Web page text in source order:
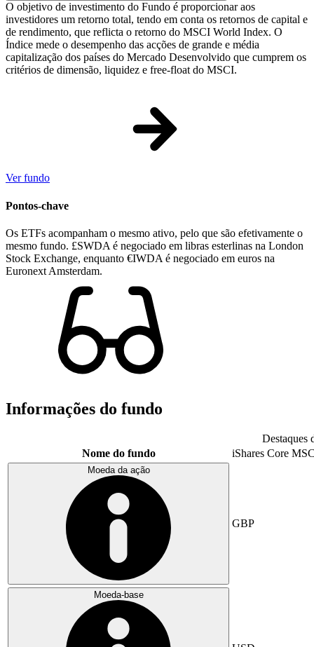
O objetivo de investimento do Fundo é proporcionar aos
investidores um retorno total, tendo em conta os retornos de capital e
de rendimento, que reflicta o retorno do MSCI World Index. O
Índice mede o desempenho das acções de grande e média
capitalização dos países do Mercado Desenvolvido que cumprem os
critérios de dimensão, liquidez e free-float do MSCI.
Ver fundo
Pontos-chave
Os ETFs acompanham o mesmo ativo, pelo que são efetivamente o
mesmo fundo. £SWDA é negociado em libras esterlinas na London
Stock Exchange, enquanto €IWDA é negociado em euros na
Euronext Amsterdam.
Informações do fundo
Destaques
Nome do fundo
iShares Core
Moeda da ação
GBP
Moeda-base